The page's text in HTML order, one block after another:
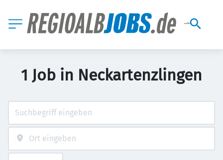
1 Job in Neckartenzlingen